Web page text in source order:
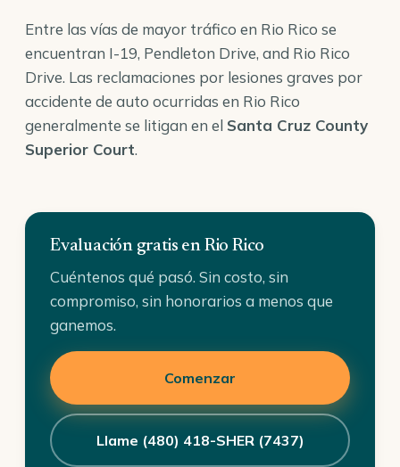
Entre las vías de mayor tráfico en Rio Rico se
encuentran I-19, Pendleton Drive, and Rio Rico
Drive. Las reclamaciones por lesiones graves por
accidente de auto ocurridas en Rio Rico
generalmente se litigan en el Santa Cruz County
Superior Court.
Evaluación gratis en Rio Rico
Cuéntenos qué pasó. Sin costo, sin
compromiso, sin honorarios a menos que
ganemos.
Comenzar
Llame (480) 418-SHER (7437)